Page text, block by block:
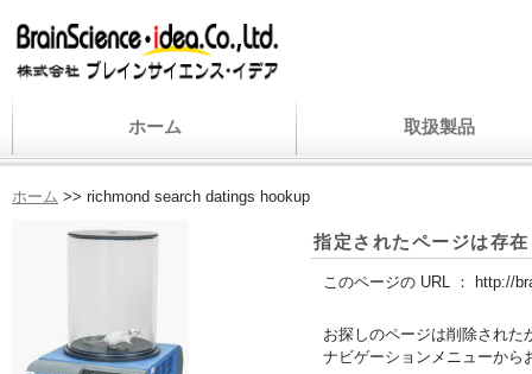
ホーム 取扱製品
ホーム >> richmond search datings hookup
指定されたページは存
このページの URL ： http://
お探しのページは削除された
ナビゲーションメニューから